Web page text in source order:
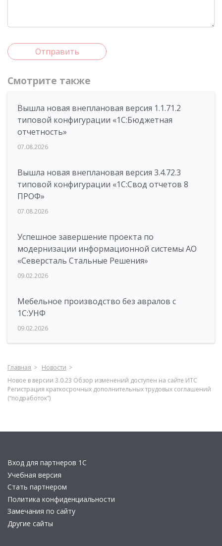
Отправить
Смотрите также
Вышла новая внеплановая версия 1.1.71.2
типовой конфигурации «1C:Бюджетная
отчетность»
07.08.2026
Вышла новая внеплановая версия 3.4.72.3
типовой конфигурации «1C:Свод отчетов 8
ПРОФ»
07.08.2026
Успешное завершение проекта по
модернизации информационной системы АО
«Северсталь Стальные Решения»
09.02.2026
Мебельное производство без авралов с
1С:УНФ
09.02.2026
Главная
Новости
Новое в версии 3.0.23 Обзор изменений доступен на сайте ИТС
Регистрация краткосрочных дополнительных трудовых соглашений
(“подработок”)
Вход для партнеров 1С
Учебная версия
Стать партнером
Политика конфиденциальности
Замечания по сайту
Другие сайты